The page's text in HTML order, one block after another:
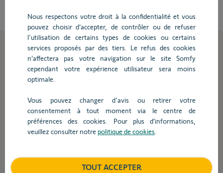
La garantie Somfy,
notre engagement
qualité
Au cœur de cette stratégie, la qualité de nos produits et de
Nous respectons votre droit à la confidentialité et vous
pouvez choisir d’accepter, de contrôler ou de refuser
l'utilisation de certains types de cookies ou certains
services proposés par des tiers. Le refus des cookies
n’affectera pas votre navigation sur le site Somfy
cependant votre expérience utilisateur sera moins
optimale.
Vous pouvez changer d'avis ou retirer votre
consentement à tout moment via le centre de
préférences des cookies. Pour plus d’informations,
veuillez consulter notre politique de cookies
TOUT ACCEPTER